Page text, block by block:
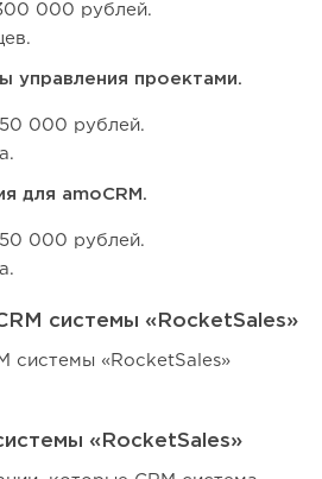
000 рублей.
управления проектами.
000 рублей.
для amoCRM.
000 рублей.
системы «RocketSales»
системы «RocketSales»
«RocketSales»